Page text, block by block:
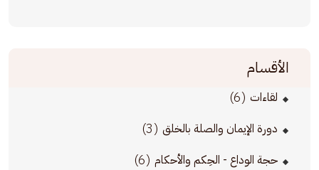
الأقسام
لقاءات (6)
دورة الإيمان والصلة بالخلق (3)
حجة الوداع - الحِكم والأحكام (6)